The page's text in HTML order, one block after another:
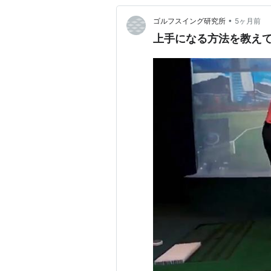
ゴルフスイング研究所 • 5ヶ月前
上手になる方法を教え